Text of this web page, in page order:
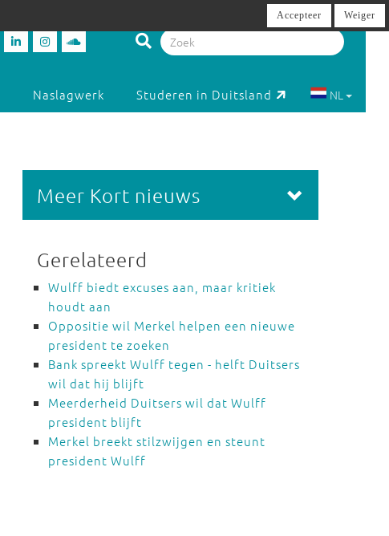
Naslagwerk Studeren in Duitsland NL
Meer Kort nieuws
Gerelateerd
Wulff biedt excuses aan, maar kritiek
houdt aan
Oppositie wil Merkel helpen een nieuwe
president te zoeken
Bank spreekt Wulff tegen - helft Duitsers
wil dat hij blijft
Meerderheid Duitsers wil dat Wulff
president blijft
Merkel breekt stilzwijgen en steunt
president Wulff
Accepteer Weiger